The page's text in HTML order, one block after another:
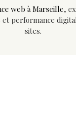
web à Marseille,
et performance
sites.